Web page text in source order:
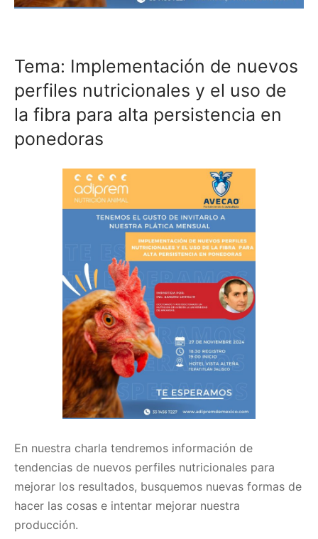
Tema: Implementación de nuevos
perfiles nutricionales y el uso de
la fibra para alta persistencia en
ponedoras
En nuestra charla tendremos información de
tendencias de nuevos perfiles nutricionales para
mejorar los resultados, busquemos nuevas formas de
hacer las cosas e intentar mejorar nuestra
producción.